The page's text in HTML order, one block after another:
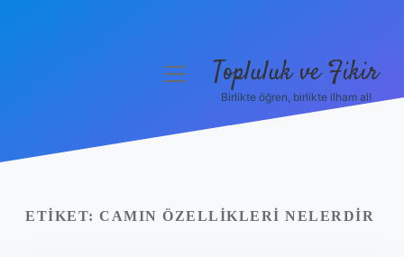
Yasal Uyarı
menüyüTopluluk ve Fikir
Birlikte öğren, birlikte ilham al!
ETIKET: CAMIN ÖZELLIKLERI NELERDIR